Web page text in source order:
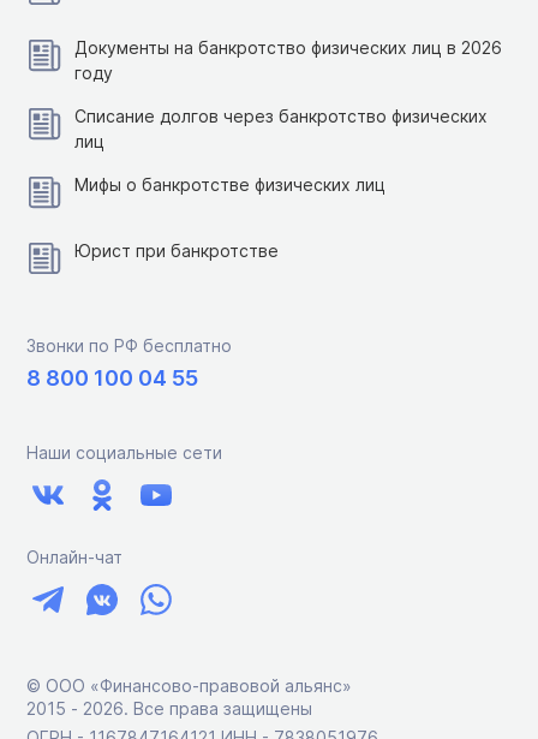
Документы на банкротство физических лиц в 2026
году
Списание долгов через банкротство физических
лиц
Мифы о банкротстве физических лиц
Юрист при банкротстве
Звонки по РФ бесплатно
8 800 100 04 55
Наши социальные сети
Онлайн-чат
© ООО «Финансово-правовой альянс»
2015 ‑ 2026. Все права защищены